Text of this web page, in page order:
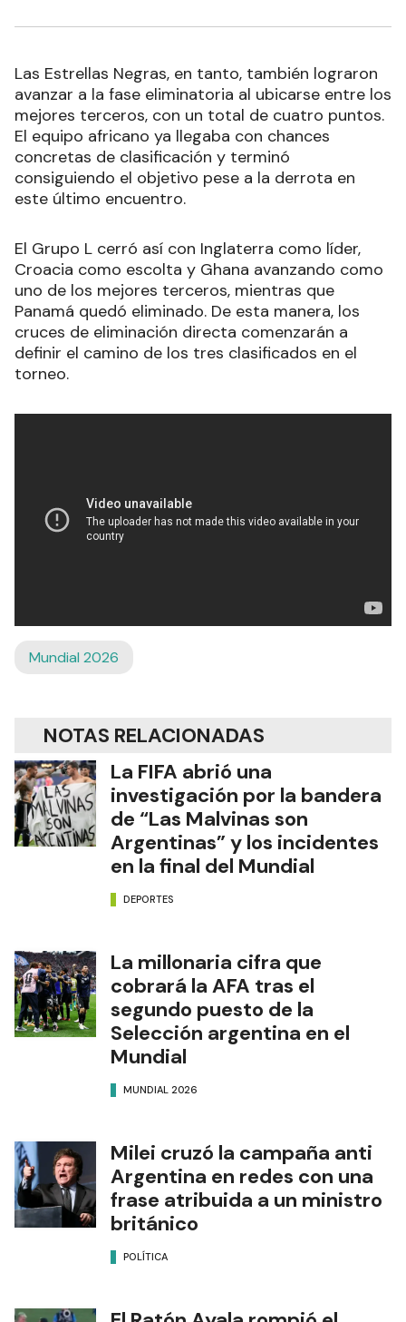
Las Estrellas Negras, en tanto, también lograron
avanzar a la fase eliminatoria al ubicarse entre los
mejores terceros, con un total de cuatro puntos.
El equipo africano ya llegaba con chances
concretas de clasificación y terminó
consiguiendo el objetivo pese a la derrota en
este último encuentro.
El Grupo L cerró así con Inglaterra como líder,
Croacia como escolta y Ghana avanzando como
uno de los mejores terceros, mientras que
Panamá quedó eliminado. De esta manera, los
cruces de eliminación directa comenzarán a
definir el camino de los tres clasificados en el
torneo.
Mundial 2026
NOTAS RELACIONADAS
La FIFA abrió una
investigación por la bandera
de “Las Malvinas son
Argentinas” y los incidentes
en la final del Mundial
DEPORTES
La millonaria cifra que
cobrará la AFA tras el
segundo puesto de la
Selección argentina en el
Mundial
MUNDIAL 2026
Milei cruzó la campaña anti
Argentina en redes con una
frase atribuida a un ministro
británico
POLÍTICA